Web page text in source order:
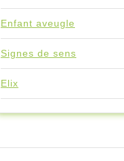
Enfant aveugle
Signes de sens
Elix